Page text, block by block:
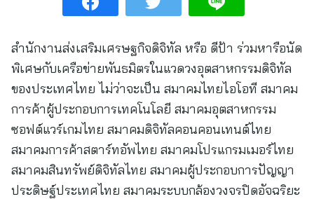
สำนักงานส่งเสริมเศรษฐกิจดิจิทัล หรือ ดีป้า ร่วมหารือนัด
พิเศษกับเครือข่ายพันธมิตรในแวดวงอุตสาหกรรมดิจิทัล
ของประเทศไทย ไม่ว่าจะเป็น สมาคมไทยไอโอที สมาคม
การค้าผู้ประกอบการเทคโนโลยี สมาคมอุตสาหกรรม
ซอฟต์แวร์เกมไทย สมาคมดิจิทัลคอนคอนเทนต์ไทย
สมาคมการค้าสตาร์ทอัพไทย สมาคมโปรแกรมเมอร์ไทย
สมาคมสินทรัพย์ดิจิทัลไทย สมาคมผู้ประกอบการปัญญา
ประดิษฐ์ประเทศไทย สมาคมระบบกล้องวงจรปิดอัจฉริยะ